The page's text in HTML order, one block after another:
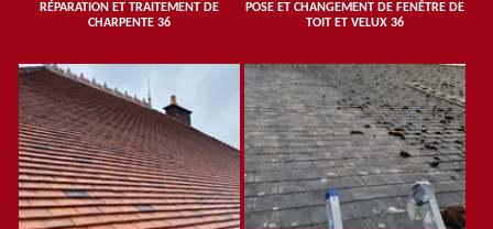
RÉPARATION ET TRAITEMENT DE
CHARPENTE 36
POSE ET CHANGEMENT DE FENÊTRE DE
TOIT ET VELUX 36